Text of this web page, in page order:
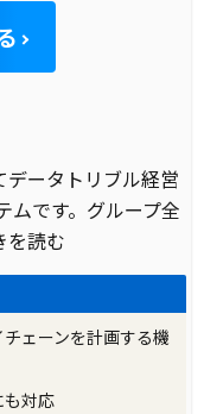
ータトリブル経営
ムです。グループ全
を読む
ェーンを計画する機
も対応